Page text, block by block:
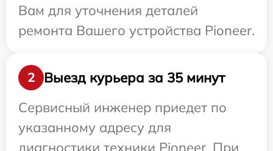
Вам для уточнения деталей
ремонта Вашего устройства Pioneer.
2
Выезд курьера за 35 минут
Сервисный инженер приедет по
указанному адресу для
диагностики техники Pioneer. При